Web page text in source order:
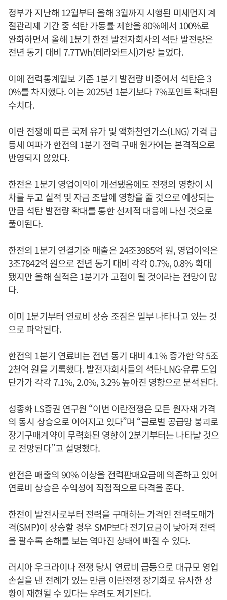
정부가 지난해 12월부터 올해 3월까지 시행된 미세먼지 계
절관리제 기간 중 석탄 가동률 제한을 80%에서 100%로
완화하면서 올해 1분기 한전 발전자회사의 석탄 발전량은
전년 동기 대비 7.7TWh(테라와트시)가량 늘었다.
이에 전력통계월보 기준 1분기 발전량 비중에서 석탄은 3
0%를 차지했다. 이는 2025년 1분기보다 7%포인트 확대된
수치다.
이란 전쟁에 따른 국제 유가 및 액화천연가스(LNG) 가격 급
등세 여파가 한전의 1분기 전력 구매 원가에는 본격적으로
반영되지 않았다.
한전은 1분기 영업이익이 개선됐음에도 전쟁의 영향이 시
차를 두고 실적 및 자금 조달에 영향을 줄 것으로 예상되는
만큼 석탄 발전량 확대를 통한 선제적 대응에 나선 것으로
풀이된다.
한전의 1분기 연결기준 매출은 24조3985억 원, 영업이익은
3조7842억 원으로 전년 동기 대비 각각 0.7%, 0.8% 확대
됐지만 올해 실적은 1분기가 고점이 될 것이라는 전망이 많
다.
이미 1분기부터 연료비 상승 조짐은 일부 나타나고 있는 것
으로 파악된다.
한전의 1분기 연료비는 전년 동기 대비 4.1% 증가한 약 5조
2천억 원을 기록했다. 발전자회사들의 석탄·LNG·유류 도입
단가가 각각 7.1%, 2.0%, 3.2% 높아진 영향으로 분석된다.
성종화 LS증권 연구원 “이번 이란전쟁은 모든 원자재 가격
의 동시 상승으로 이어지고 있다”며 “글로벌 공급망 붕괴로
장기구매계약이 무력화된 영향이 2분기부터는 나타날 것으
로 전망된다”고 설명했다.
한전은 매출의 90% 이상을 전력판매요금에 의존하고 있어
연료비 상승은 수익성에 직접적으로 타격을 준다.
한전이 발전사로부터 전력을 구매하는 가격인 전력도매가
격(SMP)이 상승할 경우 SMP보다 전기요금이 낮아져 전력
을 팔수록 손해를 보는 역마진 상태에 빠질 수 있다.
러시아 우크라이나 전쟁 당시 연료비 급등으로 대규모 영업
손실을 낸 전례가 있는 만큼 이란전쟁 장기화로 유사한 상
황이 재현될 수 있다는 우려도 제기된다.